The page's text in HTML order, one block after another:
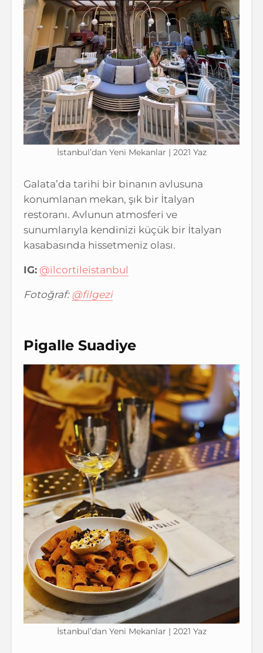
İstanbul’dan Yeni Mekanlar | 2021 Yaz
Galata’da tarihi bir binanın avlusuna
konumlanan mekan, şık bir İtalyan
restoranı. Avlunun atmosferi ve
sunumlarıyla kendinizi küçük bir İtalyan
kasabasında hissetmeniz olası.
IG: @ilcortileistanbul
Fotoğraf: @filgezi
Pigalle Suadiye
İstanbul’dan Yeni Mekanlar | 2021 Yaz